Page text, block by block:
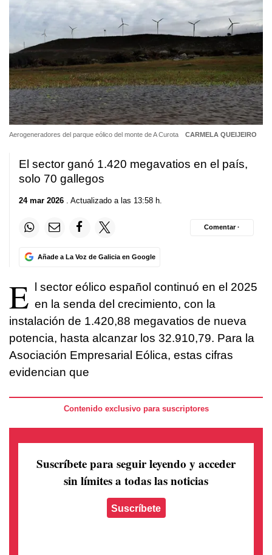
Aerogeneradores del parque eólico del monte de A Curota CARMELA QUEIJEIRO
El sector ganó 1.420 megavatios en el país,
solo 70 gallegos
24 mar 2026 . Actualizado a las 13:58 h.
Añade a La Voz de Galicia en Google
Comentar ·
E l sector eólico español continuó en el 2025
en la senda del crecimiento, con la
instalación de 1.420,88 megavatios de nueva
potencia, hasta alcanzar los 32.910,79. Para la
Asociación Empresarial Eólica, estas cifras
evidencian que
Contenido exclusivo para suscriptores
Suscríbete para seguir leyendo y acceder
sin límites a todas las noticias
Suscríbete